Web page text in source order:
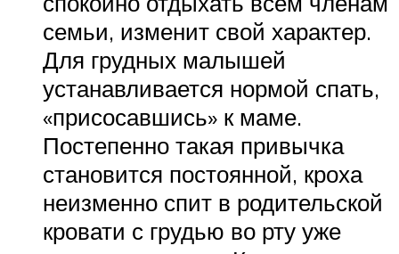
семьи, изменит свой характер.
Для грудных малышей
устанавливается нормой спать,
«присосавшись» к маме.
Постепенно такая привычка
становится постоянной, кроха
неизменно спит в родительской
кровати с грудью во рту уже